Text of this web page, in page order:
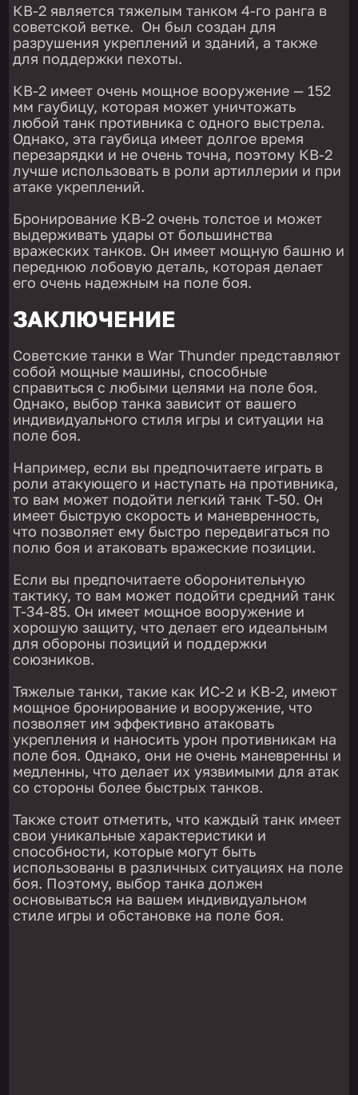
КВ-2 является тяжелым танком 4-го ранга в
советской ветке. Он был создан для
разрушения укреплений и зданий, а также
для поддержки пехоты.
КВ-2 имеет очень мощное вооружение — 152
мм гаубицу, которая может уничтожать
любой танк противника с одного выстрела.
Однако, эта гаубица имеет долгое время
перезарядки и не очень точна, поэтому КВ-2
лучше использовать в роли артиллерии и при
атаке укреплений.
Бронирование КВ-2 очень толстое и может
выдерживать удары от большинства
вражеских танков. Он имеет мощную башню и
переднюю лобовую деталь, которая делает
его очень надежным на поле боя.
ЗАКЛЮЧЕНИЕ
Советские танки в War Thunder представляют
собой мощные машины, способные
справиться с любыми целями на поле боя.
Однако, выбор танка зависит от вашего
индивидуального стиля игры и ситуации на
поле боя.
Например, если вы предпочитаете играть в
роли атакующего и наступать на противника,
то вам может подойти легкий танк Т-50. Он
имеет быструю скорость и маневренность,
что позволяет ему быстро передвигаться по
полю боя и атаковать вражеские позиции.
Если вы предпочитаете оборонительную
тактику, то вам может подойти средний танк
Т-34-85. Он имеет мощное вооружение и
хорошую защиту, что делает его идеальным
для обороны позиций и поддержки
союзников.
Тяжелые танки, такие как ИС-2 и КВ-2, имеют
мощное бронирование и вооружение, что
позволяет им эффективно атаковать
укрепления и наносить урон противникам на
поле боя. Однако, они не очень маневренны и
медленны, что делает их уязвимыми для атак
со стороны более быстрых танков.
Также стоит отметить, что каждый танк имеет
свои уникальные характеристики и
способности, которые могут быть
использованы в различных ситуациях на поле
боя. Поэтому, выбор танка должен
основываться на вашем индивидуальном
стиле игры и обстановке на поле боя.